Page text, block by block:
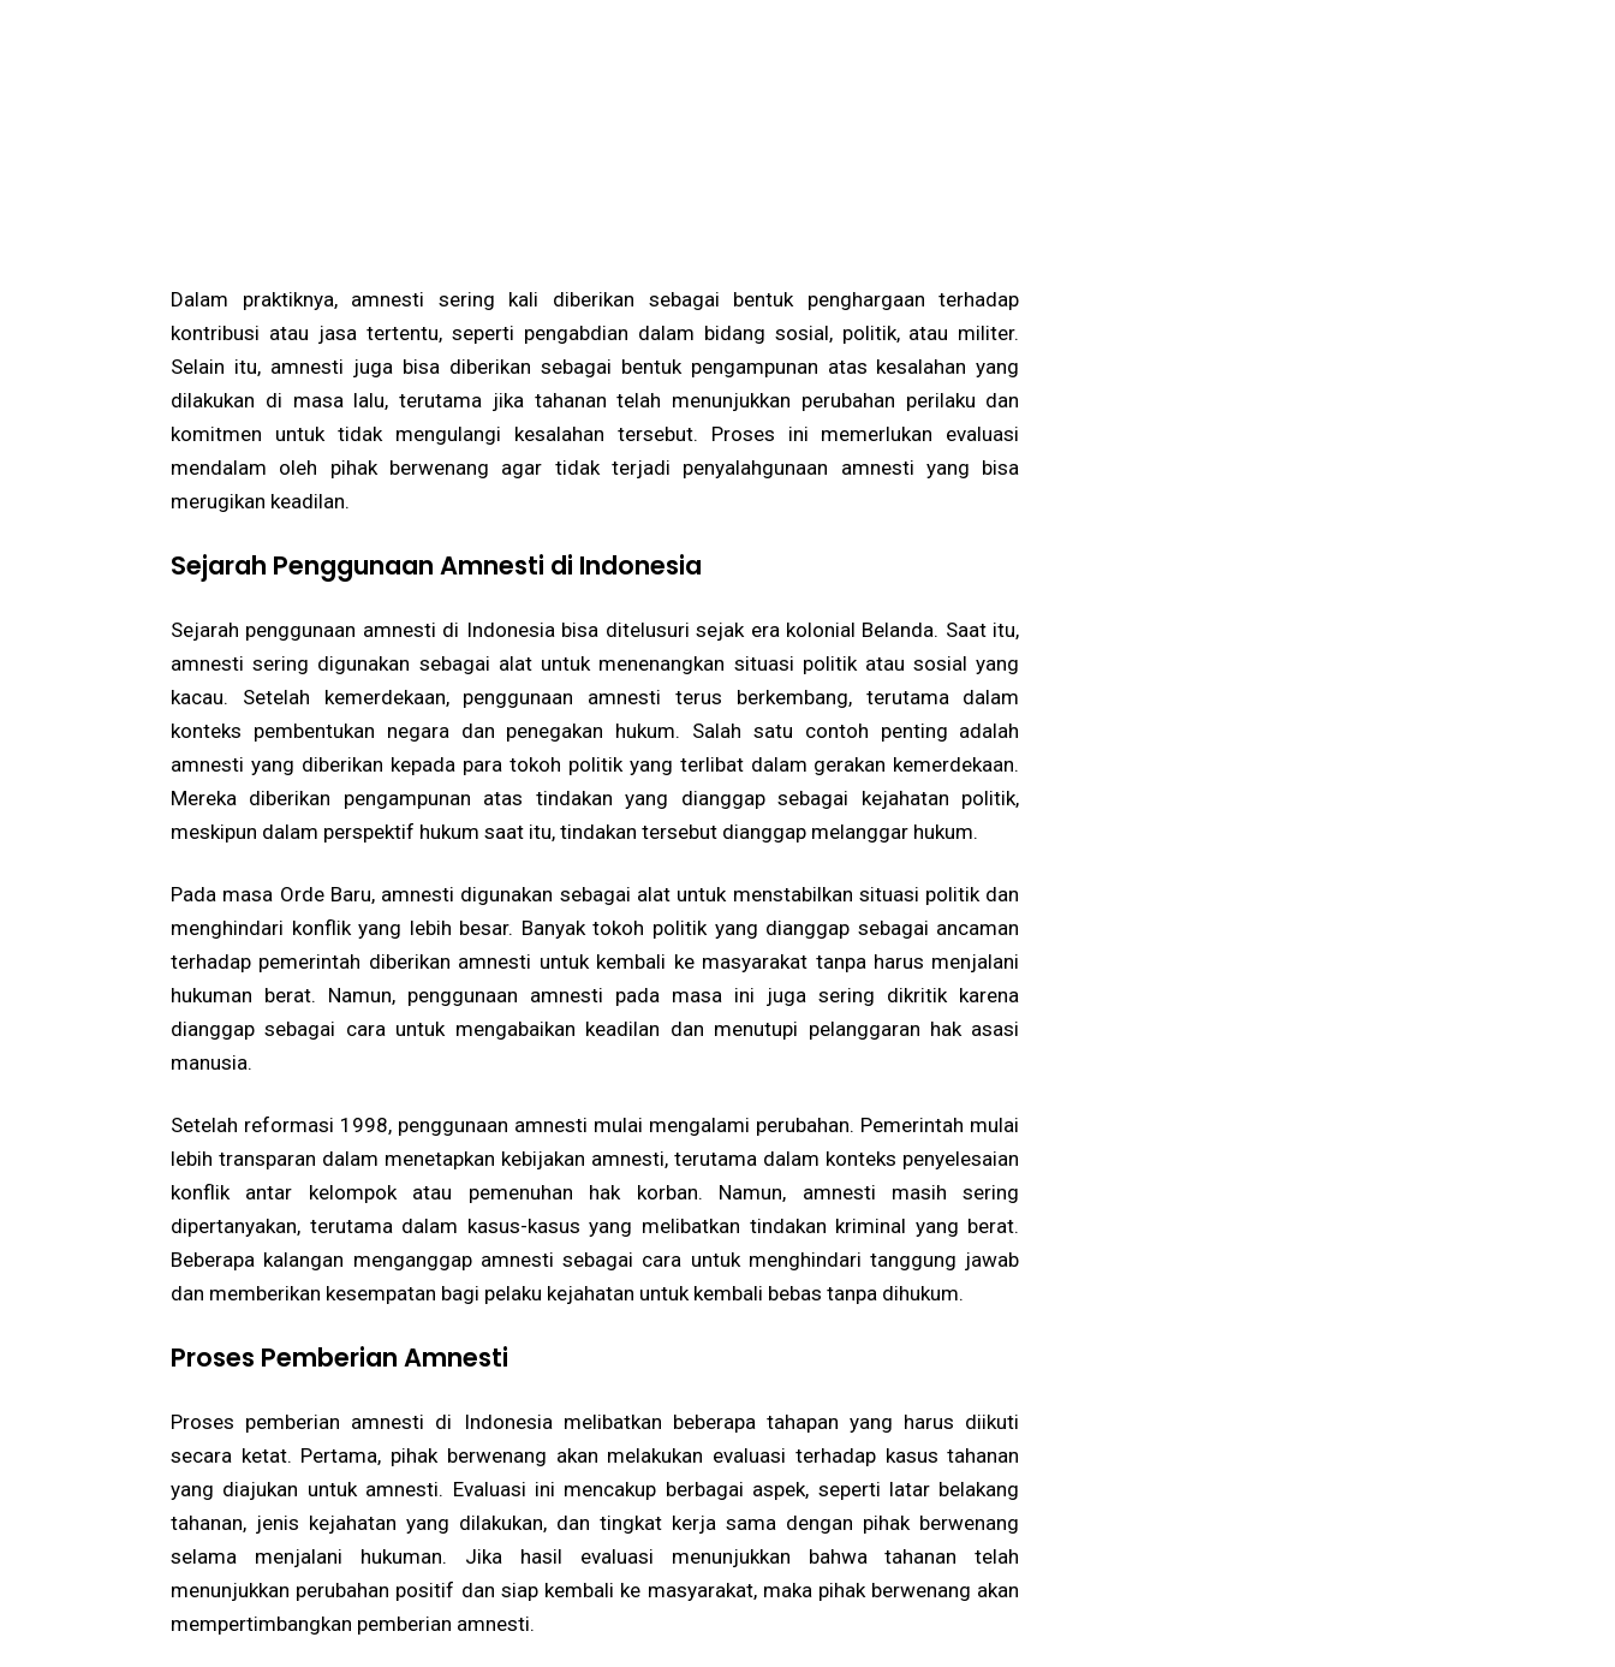
Dalam praktiknya, amnesti sering kali diberikan sebagai bentuk penghargaan terhadap
kontribusi atau jasa tertentu, seperti pengabdian dalam bidang sosial, politik, atau militer.
Selain itu, amnesti juga bisa diberikan sebagai bentuk pengampunan atas kesalahan yang
dilakukan di masa lalu, terutama jika tahanan telah menunjukkan perubahan perilaku dan
komitmen untuk tidak mengulangi kesalahan tersebut. Proses ini memerlukan evaluasi
mendalam oleh pihak berwenang agar tidak terjadi penyalahgunaan amnesti yang bisa
merugikan keadilan.
Sejarah Penggunaan Amnesti di Indonesia
Sejarah penggunaan amnesti di Indonesia bisa ditelusuri sejak era kolonial Belanda. Saat itu,
amnesti sering digunakan sebagai alat untuk menenangkan situasi politik atau sosial yang
kacau. Setelah kemerdekaan, penggunaan amnesti terus berkembang, terutama dalam
konteks pembentukan negara dan penegakan hukum. Salah satu contoh penting adalah
amnesti yang diberikan kepada para tokoh politik yang terlibat dalam gerakan kemerdekaan.
Mereka diberikan pengampunan atas tindakan yang dianggap sebagai kejahatan politik,
meskipun dalam perspektif hukum saat itu, tindakan tersebut dianggap melanggar hukum.
Pada masa Orde Baru, amnesti digunakan sebagai alat untuk menstabilkan situasi politik dan
menghindari konflik yang lebih besar. Banyak tokoh politik yang dianggap sebagai ancaman
terhadap pemerintah diberikan amnesti untuk kembali ke masyarakat tanpa harus menjalani
hukuman berat. Namun, penggunaan amnesti pada masa ini juga sering dikritik karena
dianggap sebagai cara untuk mengabaikan keadilan dan menutupi pelanggaran hak asasi
manusia.
Setelah reformasi 1998, penggunaan amnesti mulai mengalami perubahan. Pemerintah mulai
lebih transparan dalam menetapkan kebijakan amnesti, terutama dalam konteks penyelesaian
konflik antar kelompok atau pemenuhan hak korban. Namun, amnesti masih sering
dipertanyakan, terutama dalam kasus-kasus yang melibatkan tindakan kriminal yang berat.
Beberapa kalangan menganggap amnesti sebagai cara untuk menghindari tanggung jawab
dan memberikan kesempatan bagi pelaku kejahatan untuk kembali bebas tanpa dihukum.
Proses Pemberian Amnesti
Proses pemberian amnesti di Indonesia melibatkan beberapa tahapan yang harus diikuti
secara ketat. Pertama, pihak berwenang akan melakukan evaluasi terhadap kasus tahanan
yang diajukan untuk amnesti. Evaluasi ini mencakup berbagai aspek, seperti latar belakang
tahanan, jenis kejahatan yang dilakukan, dan tingkat kerja sama dengan pihak berwenang
selama menjalani hukuman. Jika hasil evaluasi menunjukkan bahwa tahanan telah
menunjukkan perubahan positif dan siap kembali ke masyarakat, maka pihak berwenang akan
mempertimbangkan pemberian amnesti.